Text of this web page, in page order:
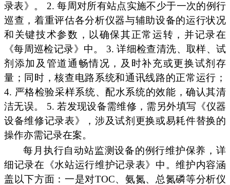
录表》。 2. 每周对所有站点实施不少于一次的例行
巡查，着重评估各分析仪器与辅助设备的运行状况
和关键技术参数，以确保其正常运转，并记录在
《每周巡检记录》中。 3. 详细检查清洗、取样、试
剂添加及管道通畅情况，及时补充或更换试剂存
量；同时，核查电路系统和通讯线路的正常运行；
4. 严格检验采样系统、配水系统的效能，确认其清
洁无误。 5. 若发现设备需维修，需另外填写《仪器
设备维修记录表》，涉及试剂更换或易耗件替换的
操作亦需记录在案。
每月执行自动站监测设备的例行维护保养，详
细记录在《水站运行维护记录表》中。维护内容涵
盖以下方面：一是对TOC、氨氮、总氮磷等分析仪